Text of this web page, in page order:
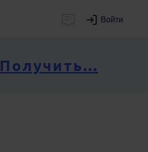
Войти
Получить...